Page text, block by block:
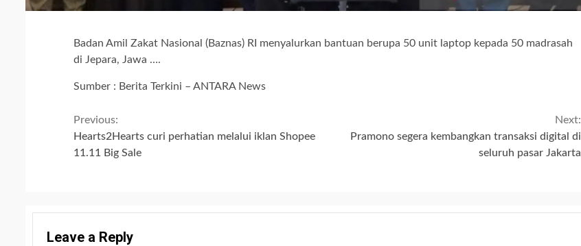
Badan Amil Zakat Nasional (Baznas) RI menyalurkan bantuan berupa 50 unit laptop kepada 50 madrasah
di Jepara, Jawa ….
Sumber : Berita Terkini – ANTARA News
Continue
Reading
Previous:
Hearts2Hearts curi perhatian melalui iklan Shopee
11.11 Big Sale
Next:
Pramono segera kembangkan transaksi digital di
seluruh pasar Jakarta
Leave a Reply